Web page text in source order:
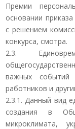
Премии
основании
с решением
конкурса, смотра.
2.3.
важных
работников и
2.3.1. Данный вид
создания в
микроклимата,